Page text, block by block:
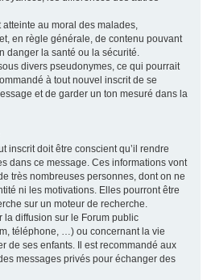
au moral des malades,
en règle générale, de contenu pouvant
danger la santé ou la sécurité.
divers pseudonymes, ce qui pourrait
à tout nouvel inscrit de se
et de garder un ton mesuré dans la
inscrit doit être conscient qu’il rendre
dans ce message. Ces informations vont
très nombreuses personnes, dont on ne
ni les motivations. Elles pourront être
sur un moteur de recherche.
la diffusion sur le Forum public
téléphone, …) ou concernant la vie
de ses enfants. Il est recommandé aux
messages privés pour échanger des